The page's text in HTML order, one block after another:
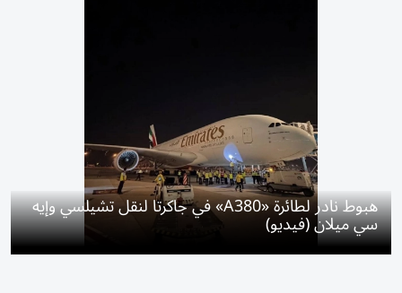
هبوط نادر لطائرة «A380» في جاكرتا لنقل تشيلسي وإيه
سي ميلان (فيديو)